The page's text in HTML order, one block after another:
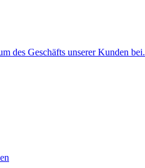
des Geschäfts unserer Kunden bei.